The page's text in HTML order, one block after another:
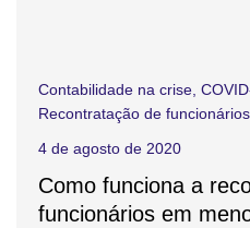
Contabilidade na crise,
Recontratação de funcionários
4 de agosto de 2020
Como funciona a
funcionários em